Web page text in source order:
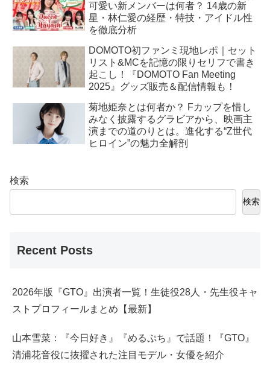
可愛い新メンバーは何者？ 14歳の新
星・林仁愛の経歴・特技・アイドル性
を徹底分析
DOMOTO初ファンミ現地レポ｜セット
リスト&MCを記憶の限りセリフで書き
起こし！『DOMOTO Fan Meeting
2025』グッズ販売＆配信情報も！
菊地姫奈とは何者か？ Fカップを惜し
みなく披露するグラビアから、映画主
演までの道のりとは。進化する“Z世代
ヒロイン”の魅力全解剖
検索
検索
Recent Posts
2026年版『GTO』出演者一覧！生徒役28人・先生役キャ
ストプロフィールまとめ【最新】
山本雪菜：『今日好き』『めるぷち』で話題！『GTO』
清浦花音役に抜擢された注目モデル・女優を紹介